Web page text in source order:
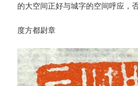
的大空间正好与城字的空间呼应，
度方都尉章